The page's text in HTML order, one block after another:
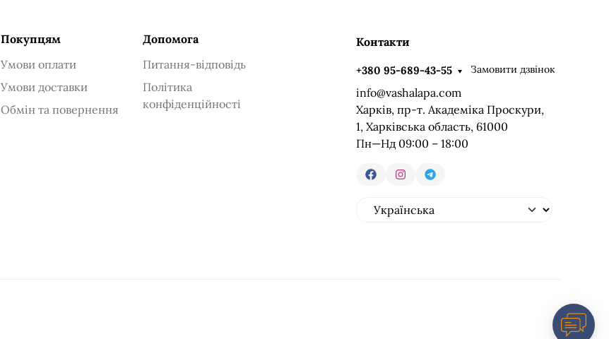
Покупцям
Умови оплати
Умови доставки
Обмін та повернення
Допомога
Питання-відповідь
Політика
конфіденційності
Контакти
+380 95-689-43-55 Замовити дзвінок
info@vashalapa.com
Харків, пр-т. Академіка Проскури,
1, Харківська область, 61000
Пн—Нд 09:00 – 18:00